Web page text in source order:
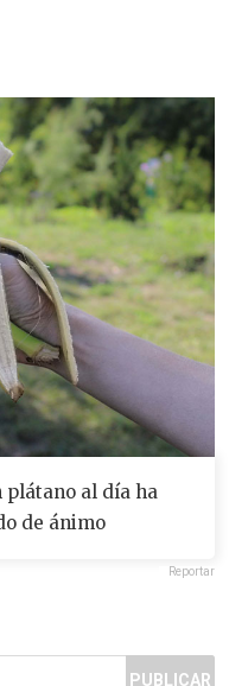
plátano al día ha
de ánimo
Reportar
PUBLICAR